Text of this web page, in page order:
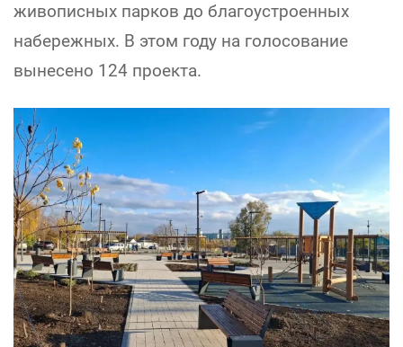
живописных парков до благоустроенных
набережных. В этом году на голосование
вынесено 124 проекта.